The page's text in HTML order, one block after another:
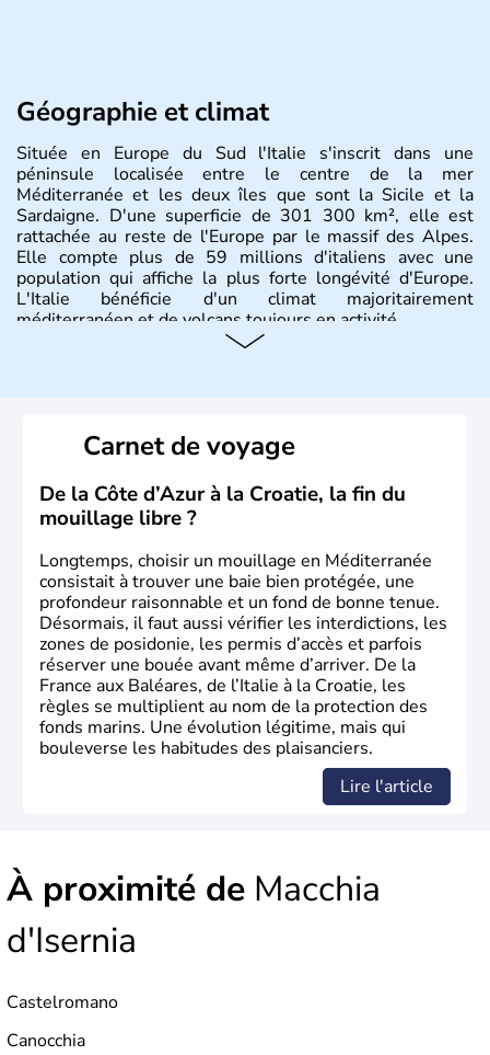
Géographie et climat
Située en Europe du Sud l'Italie s'inscrit dans une
péninsule localisée entre le centre de la mer
Méditerranée et les deux îles que sont la Sicile et la
Sardaigne. D'une superficie de 301 300 km², elle est
rattachée au reste de l'Europe par le massif des Alpes.
Elle compte plus de 59 millions d'italiens avec une
population qui affiche la plus forte longévité d'Europe.
L'Italie bénéficie d'un climat majoritairement
méditerranéen et de volcans toujours en activité.
avant J.C. A la suite d'invasions barbares, l'Empire Romain
d'Occident s'effondre au Vème siècle. Le royaume d'Italie
est proclamé en 1861, Rome est annexée en 1870 et
devient sa capitale officielle. Il faudra attendre 1946 pour
qu'un référendum mette fin à la loyauté contraignant à
l'exile la famille royale. La république italienne est alors
proclamée.
Carnet de voyage
De la Côte d’Azur à la Croatie, la fin du
mouillage libre ?
Longtemps, choisir un mouillage en Méditerranée
consistait à trouver une baie bien protégée, une
profondeur raisonnable et un fond de bonne tenue.
Désormais, il faut aussi vérifier les interdictions, les
zones de posidonie, les permis d’accès et parfois
réserver une bouée avant même d’arriver. De la
France aux Baléares, de l’Italie à la Croatie, les
règles se multiplient au nom de la protection des
fonds marins. Une évolution légitime, mais qui
bouleverse les habitudes des plaisanciers.
Lire l'article
À proximité de Macchia
d'Isernia
Castelromano
Canocchia